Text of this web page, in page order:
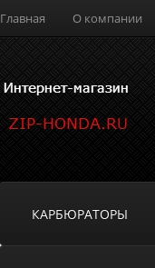
Главная О компании
КАРБЮРАТОРЫ